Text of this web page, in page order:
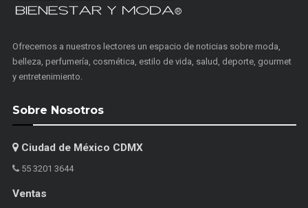
Ofrecemos a nuestros lectores un espacio de noticias sobre moda,
belleza, perfumería, cosmética, estilo de vida, salud, deporte, gourmet
y entretenimiento.
Sobre Nosotros
Ciudad de México CDMX
55 3201 3644
Ventas